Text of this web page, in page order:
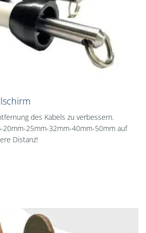
des Kabels zu verbessern.
20mm-25mm-32mm-40mm-50mm auf
Distanz!